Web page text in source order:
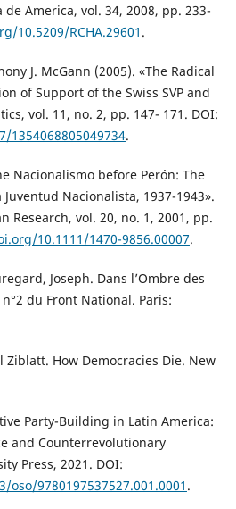
America, vol. 34, 2008, pp. 233-
10.5209/RCHA.29601 .
J. McGann (2005). «The Radical
of Support of the Swiss SVP and
vol. 11, no. 2, pp. 147- 171. DOI:
.
Nacionalismo before Perón: The
Nacionalista, 1937-1943».
Research, vol. 20, no. 1, 2001, pp.
10.1111/1470-9856.00007.
Joseph. Dans l’Ombre des
du Front National. Paris:
Ziblatt. How Democracies Die. New
Party-Building in Latin America:
and Counterrevolutionary
Press, 2021. DOI:
9780197537527.001.0001 .